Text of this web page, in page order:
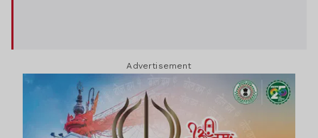
Advertisement